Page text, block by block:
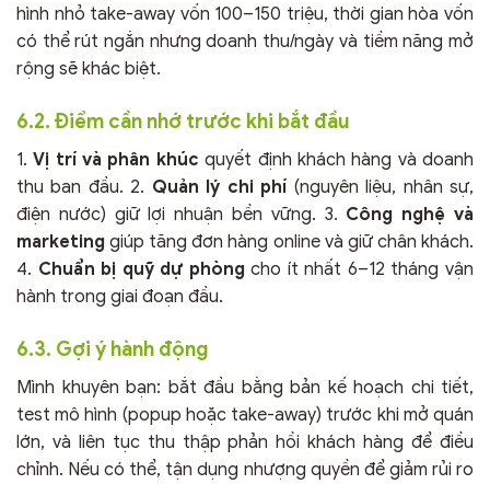
hình nhỏ take-away vốn 100–150 triệu, thời gian hòa vốn
có thể rút ngắn nhưng doanh thu/ngày và tiềm năng mở
rộng sẽ khác biệt.
6.2. Điểm cần nhớ trước khi bắt đầu
1.Vị trí và phân khúc quyết định khách hàng và doanh
thu ban đầu. 2. Quản lý chi phí (nguyên liệu, nhân sự,
điện nước) giữ lợi nhuận bền vững. 3. Công nghệ và
marketing giúp tăng đơn hàng online và giữ chân khách.
4. Chuẩn bị quỹ dự phòng cho ít nhất 6–12 tháng vận
hành trong giai đoạn đầu.
6.3. Gợi ý hành động
Mình khuyên bạn: bắt đầu bằng bản kế hoạch chi tiết,
test mô hình (popup hoặc take-away) trước khi mở quán
lớn, và liên tục thu thập phản hồi khách hàng để điều
chỉnh. Nếu có thể, tận dụng nhượng quyền để giảm rủi ro